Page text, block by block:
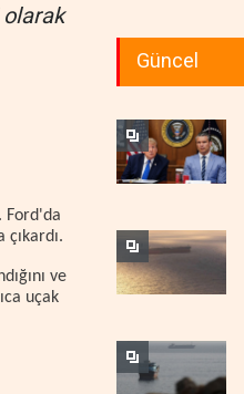
Ford'da
ve
uçak
Güncel